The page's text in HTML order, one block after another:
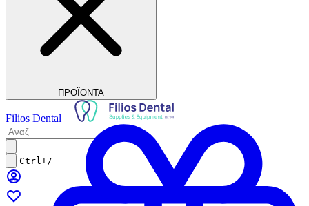
ΠΡΟΪΟΝΤΑ
Filios Dental
Ctrl+/